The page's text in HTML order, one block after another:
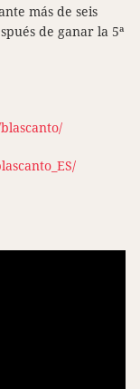
más de seis
de ganar la 5ª